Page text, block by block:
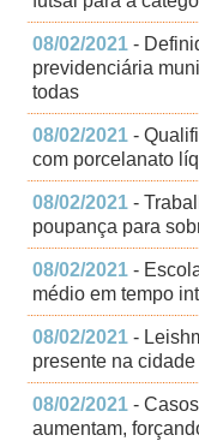
08/02/2021 -
previdenciária
todas
08/02/2021 -
com porcelanato
08/02/2021 -
poupança para
08/02/2021 -
médio em tempo
08/02/2021 -
presente na cidade
08/02/2021 -
aumentam,